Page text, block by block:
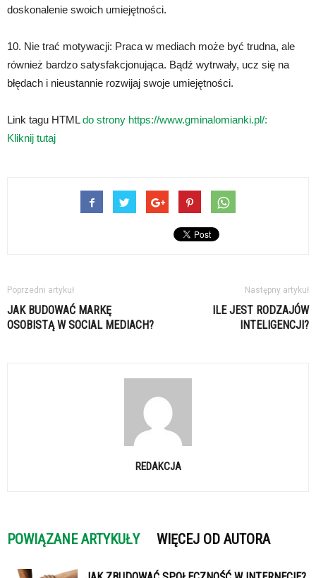
doskonalenie swoich umiejętności.
10. Nie trać motywacji: Praca w mediach może być trudna, ale
również bardzo satysfakcjonująca. Bądź wytrwały, ucz się na
błędach i nieustannie rozwijaj swoje umiejętności.
Link tagu HTMLdo strony https://www.gminalomianki.pl/:
Kliknij tutaj
Poprzedni artykuł
JAK BUDOWAĆ MARKĘ
OSOBISTĄ W SOCIAL MEDIACH?
Następny artykuł
ILE JEST RODZAJÓW
INTELIGENCJI?
REDAKCJA
POWIĄZANE ARTYKUŁY WIĘCEJ OD AUTORA